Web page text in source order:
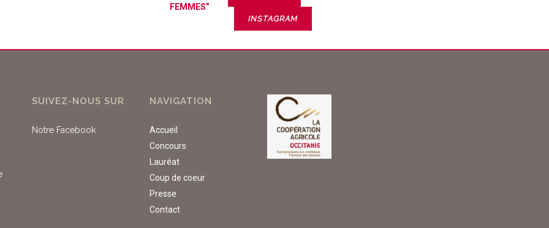
FEMMES”
INSTAGRAM
SUIVEZ-NOUS SUR
Notre Facebook
NAVIGATION
Accueil
Concours
Lauréat
Coup de coeur
Presse
Contact